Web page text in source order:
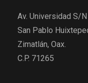
Av. Universidad S/N
San Pablo
Zimatlán, Oax.
C.P. 71265